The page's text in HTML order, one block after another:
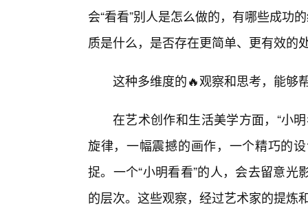
会“看看”别人是怎么做的，有哪些成功
质是什么，是否存在更简单、更有效的
这种多维度的🔥观察和思考，能够
在艺术创作和生活美学方面，“小
旋律，一幅震撼的画作，一个精巧的
捉。一个“小明看看”的人，会去留意
的层次。这些观察，经过艺术家的提炼